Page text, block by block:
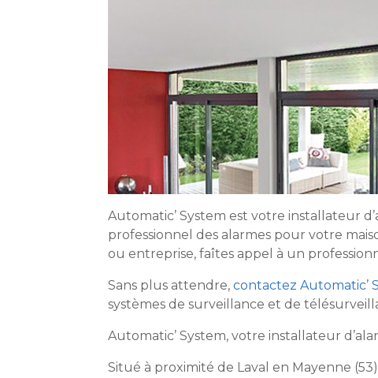
Automatic’ System est votre installateur
professionnel des alarmes pour votre
ou entreprise, faîtes appel à un
Sans plus attendre, contactez Automatic’
systèmes de surveillance et de
Automatic’ System, votre installateur
Situé à proximité de Laval en Mayenne